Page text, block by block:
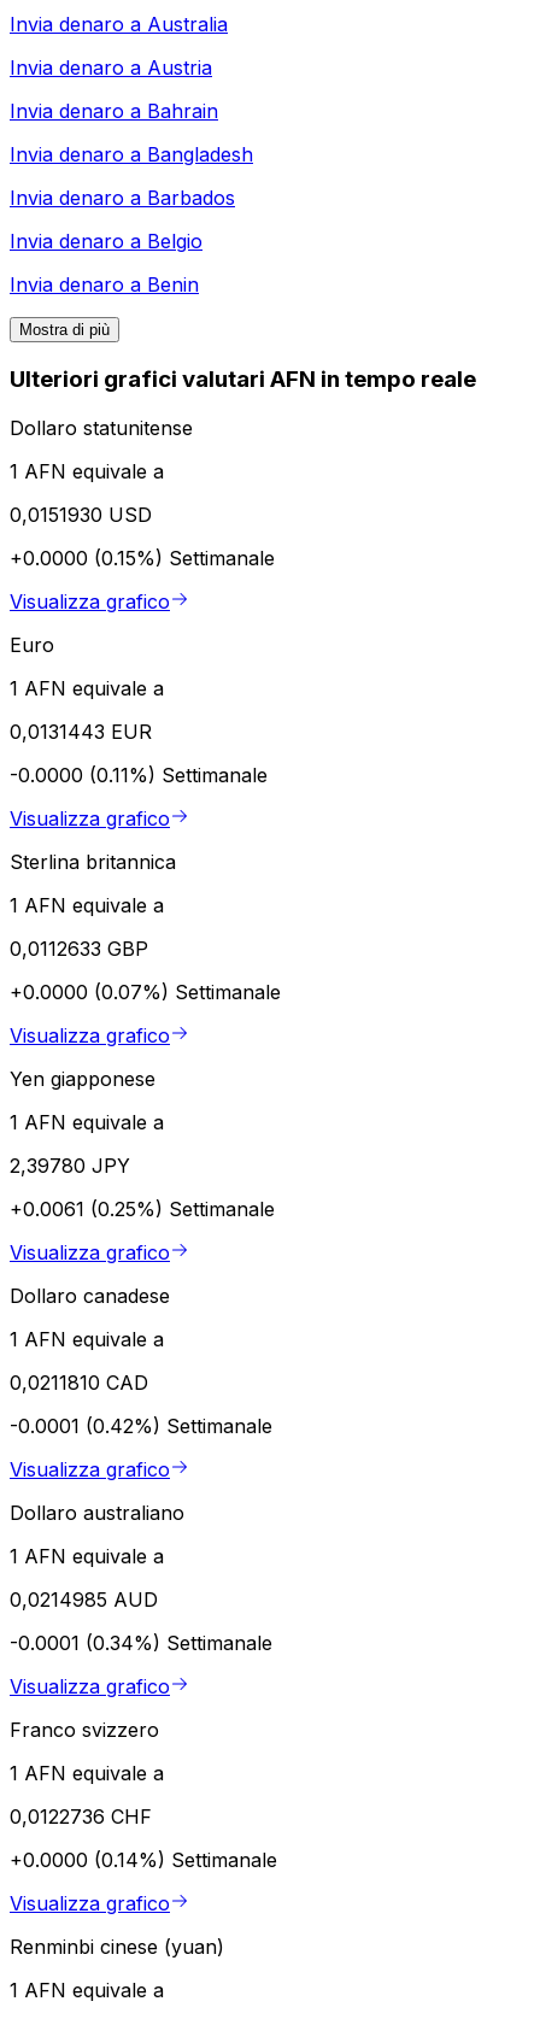
Invia denaro a Australia
Invia denaro a Austria
Invia denaro a Bahrain
Invia denaro a Bangladesh
Invia denaro a Barbados
Invia denaro a Belgio
Invia denaro a Benin
Mostra di più
Ulteriori grafici valutari AFN in tempo reale
Dollaro statunitense
1 AFN equivale a
0,0151930 USD
+0.0000 (0.15%) Settimanale
Visualizza grafico
Euro
1 AFN equivale a
0,0131443 EUR
-0.0000 (0.11%) Settimanale
Visualizza grafico
Sterlina britannica
1 AFN equivale a
0,0112633 GBP
+0.0000 (0.07%) Settimanale
Visualizza grafico
Yen giapponese
1 AFN equivale a
2,39780 JPY
+0.0061 (0.25%) Settimanale
Visualizza grafico
Dollaro canadese
1 AFN equivale a
0,0211810 CAD
-0.0001 (0.42%) Settimanale
Visualizza grafico
Dollaro australiano
1 AFN equivale a
0,0214985 AUD
-0.0001 (0.34%) Settimanale
Visualizza grafico
Franco svizzero
1 AFN equivale a
0,0122736 CHF
+0.0000 (0.14%) Settimanale
Visualizza grafico
Renminbi cinese (yuan)
1 AFN equivale a